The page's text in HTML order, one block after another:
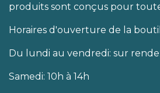
produits sont conçus pour
Horaires d'ouverture de la
Du lundi au vendredi: sur
Samedi: 10h à 14h